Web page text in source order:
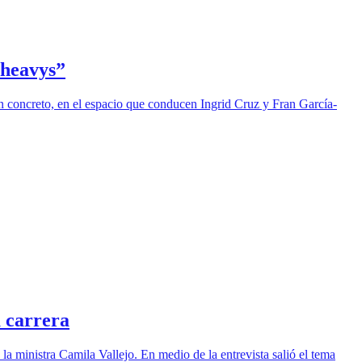
en el espacio que conducen Ingrid Cruz y Fran García-
carrera
ministra Camila Vallejo. En medio de la entrevista salió el tema